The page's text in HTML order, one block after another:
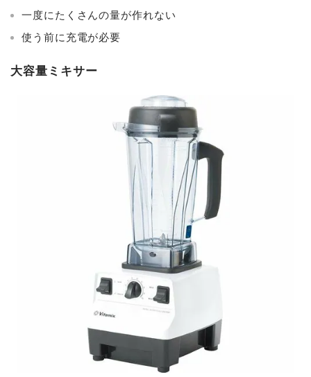
一度にたくさんの量が作れない
使う前に充電が必要
大容量ミキサー